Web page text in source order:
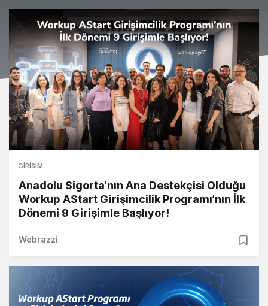
GIRIŞIM
Anadolu Sigorta’nın Ana Destekçisi Olduğu
Workup AStart Girişimcilik Programı’nın İlk
Dönemi 9 Girişimle Başlıyor!
Webrazzi